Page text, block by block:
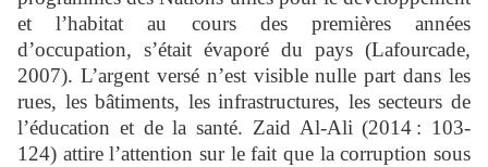
et l’habitat au cours des premières années
d’occupation, s’était évaporé du pays (Lafourcade,
2007). L’argent versé n’est visible nulle part dans les
rues, les bâtiments, les infrastructures, les secteurs de
l’éducation et de la santé. Zaid Al-Ali (2014 : 103-
124) attire l’attention sur le fait que la corruption sous